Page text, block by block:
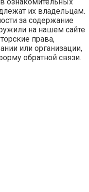
их владельцам.
за содержание
на нашем сайте
права,
или организации,
обратной связи.